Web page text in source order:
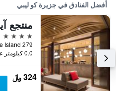
أفضل الفنادق في جزيرة كو ليبي
4 نجوم
0.0 كيلومتر عن وسط المدينة
324 ﷼